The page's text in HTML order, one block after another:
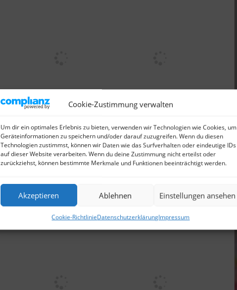
Cookie-Zustimmung verwalten
Um dir ein optimales Erlebnis zu bieten, verwenden wir Technologien wie Cookies, um
Geräteinformationen zu speichern und/oder darauf zuzugreifen. Wenn du diesen
Technologien zustimmst, können wir Daten wie das Surfverhalten oder eindeutige IDs
auf dieser Website verarbeiten. Wenn du deine Zustimmung nicht erteilst oder
zurückziehst, können bestimmte Merkmale und Funktionen beeinträchtigt werden.
Akzeptieren Ablehnen Einstellungen ansehen
Cookie-RichtlinieDatenschutzerklärungImpressum